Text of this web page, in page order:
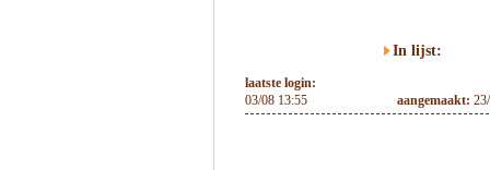
In lijst:
laatste login:
03/08 13:55
aangemaakt: